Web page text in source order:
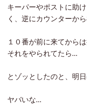
キーパーやポストに助
く、逆にカウンターか
１０番が前に来てから
それをやられてたら…
とゾッとしたのと、明
ヤバいな…